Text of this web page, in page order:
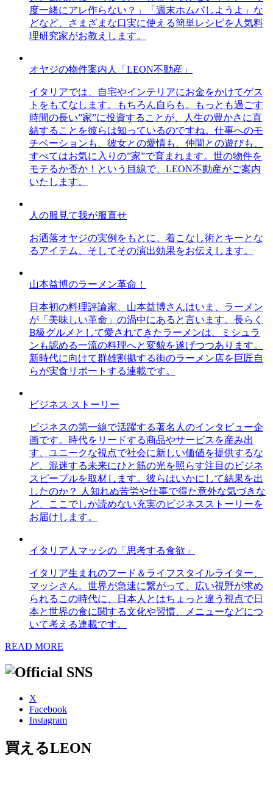
度一緒にアレ作らない？」「週末ホムパしようよ」な
どなど、さまざまな口実に使える簡単レシピを人気料
理研究家がお教えします。
オヤジの物件案内人「LEON不動産」
イタリアでは、自宅やインテリアにお金をかけてゲス
トをもてなします。もちろん自らも。もっとも過ごす
時間の長い”家”に投資することが、人生の豊かさに直
結することを彼らは知っているのですね。仕事へのモ
チベーションも、彼女との愛情も、仲間との遊びも、
すべてはお気に入りの”家”で育まれます。世の物件を
モテるか否か！という目線で、LEON不動産がご案内
いたします。
人の服見て我が服直せ
お洒落オヤジの実例をもとに、着こなし術とキーとな
るアイテム、そしてその演出効果をお伝えします。
山本益博のラーメン革命！
日本初の料理評論家、山本益博さんはいま、ラーメン
が「美味しい革命」の渦中にあると言います。長らく
B級グルメとして愛されてきたラーメンは、ミシュラ
ンも認める一流の料理へと変貌を遂げつつあります。
新時代に向けて群雄割拠する街のラーメン店を巨匠自
らが実食リポートする連載です。
ビジネス ストーリー
ビジネスの第一線で活躍する著名人のインタビュー企
画です。時代をリードする商品やサービスを産み出
す、ユニークな視点で社会に新しい価値を提供するな
ど、混迷する未来にひと筋の光を照らす注目のビジネ
スピープルを取材します。彼らはいかにして結果を出
したのか？ 人知れぬ苦労や仕事で得た意外な気づきな
ど、ここでしか読めない充実のビジネスストーリーを
お届けします。
イタリア人マッシの「思考する食欲」
イタリア生まれのフード＆ライフスタイルライター、
マッシさん。世界が急速に繋がって、広い視野が求め
られるこの時代に、日本人とはちょっと違う視点で日
本と世界の食に関する文化や習慣、メニューなどにつ
いて考える連載です。
READ MORE
X
Facebook
Instagram
買えるLEON